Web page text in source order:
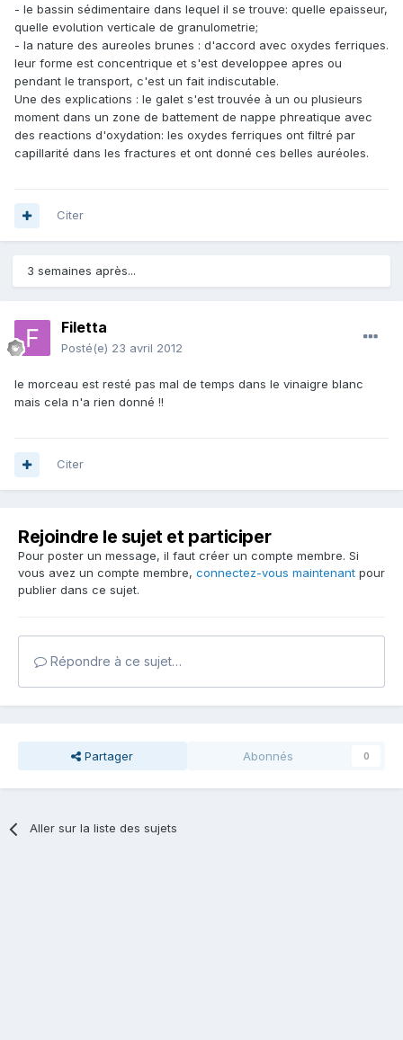
- le bassin sédimentaire dans lequel il se trouve: quelle epaisseur,
quelle evolution verticale de granulometrie;
- la nature des aureoles brunes : d'accord avec oxydes ferriques.
leur forme est concentrique et s'est developpee apres ou
pendant le transport, c'est un fait indiscutable.
Une des explications : le galet s'est trouvée à un ou plusieurs
moment dans un zone de battement de nappe phreatique avec
des reactions d'oxydation: les oxydes ferriques ont filtré par
capillarité dans les fractures et ont donné ces belles auréoles.
Citer
3 semaines après...
Filetta
Posté(e) 23 avril 2012
le morceau est resté pas mal de temps dans le vinaigre blanc
mais cela n'a rien donné !!
Citer
Rejoindre le sujet et participer
Pour poster un message, il faut créer un compte membre. Si
vous avez un compte membre, connectez-vous maintenant pour
publier dans ce sujet.
Répondre à ce sujet…
Partager Abonnés 0
Aller sur la liste des sujets